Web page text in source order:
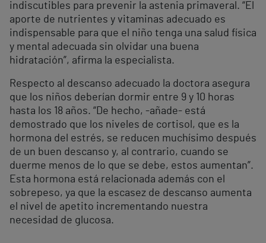
indiscutibles para prevenir la astenia primaveral. “El
aporte de nutrientes y vitaminas adecuado es
indispensable para que el niño tenga una salud física
y mental adecuada sin olvidar una buena
hidratación”, afirma la especialista.
Respecto al descanso adecuado la doctora asegura
que los niños deberían dormir entre 9 y 10 horas
hasta los 18 años. “De hecho, -añade- está
demostrado que los niveles de cortisol, que es la
hormona del estrés, se reducen muchísimo después
de un buen descanso y, al contrario, cuando se
duerme menos de lo que se debe, estos aumentan”.
Esta hormona está relacionada además con el
sobrepeso, ya que la escasez de descanso aumenta
el nivel de apetito incrementando nuestra
necesidad de glucosa.